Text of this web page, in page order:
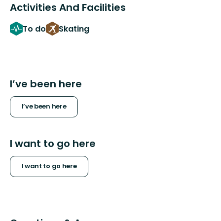
Activities And Facilities
To do Skating
I’ve been here
I’ve been here
I want to go here
I want to go here